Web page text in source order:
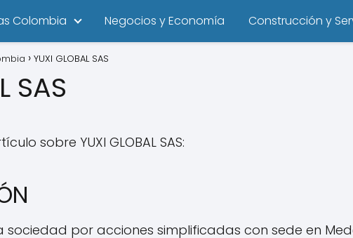
Colombia Negocios y Economía Construcción y
YUXI GLOBAL SAS
SAS
sobre YUXI GLOBAL SAS:
sociedad por acciones simplificadas con sede en